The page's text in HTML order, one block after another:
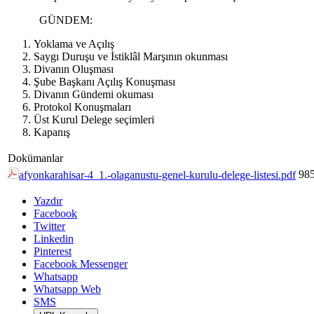
GÜNDEM:
Yoklama ve Açılış
Saygı Duruşu ve İstiklâl Marşının okunması
Divanın Oluşması
Şube Başkanı Açılış Konuşması
Divanın Gündemi okuması
Protokol Konuşmaları
Üst Kurul Delege seçimleri
Kapanış
Dokümanlar
afyonkarahisar-4_1.-olaganustu-genel-kurulu-delege-listesi.pdf
Yazdır
Facebook
Twitter
Linkedin
Pinterest
Facebook Messenger
Whatsapp
Whatsapp Web
SMS